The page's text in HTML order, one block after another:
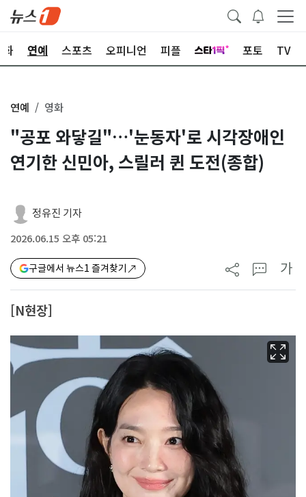
화 연예 스포츠 오피니언 피플 포토 TV
연예 영화
"공포 와닿길"…'눈동자'로 시각장애인
연기한 신민아, 스릴러 퀸 도전(종합)
정유진 기자
2026.06.15 오후 05:21
구글에서 뉴스1 즐겨찾기 가
[N현장]